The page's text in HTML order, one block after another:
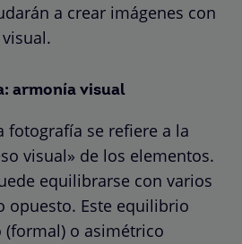
a crear imágenes con
armonía visual
fotografía se refiere a la
visual» de los elementos.
equilibrarse con varios
opuesto. Este equilibrio
o asimétrico